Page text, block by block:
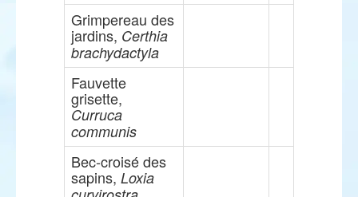
Grimpereau des
jardins, Certhia
brachydactyla
Fauvette
grisette,
Curruca
communis
Bec-croisé des
sapins, Loxia